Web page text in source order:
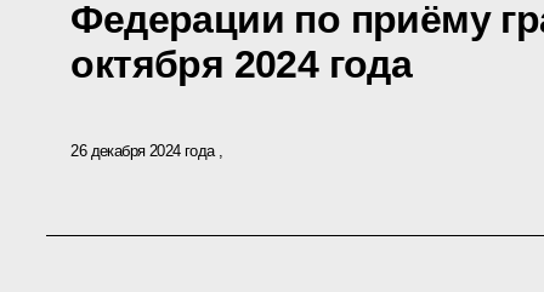
Федерации по приёму
октября 2024 года
26 декабря 2024 года